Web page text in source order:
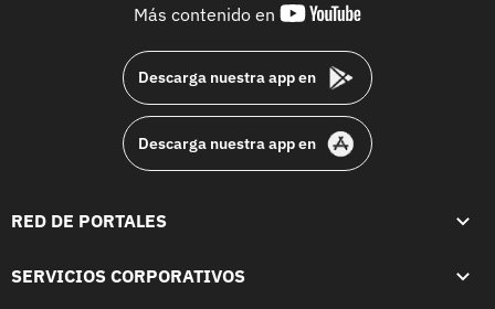
Más contenido en
youtube-
Descarga nuestra app en
Descarga nuestra app en
RED DE PORTALES
SERVICIOS CORPORATIVOS